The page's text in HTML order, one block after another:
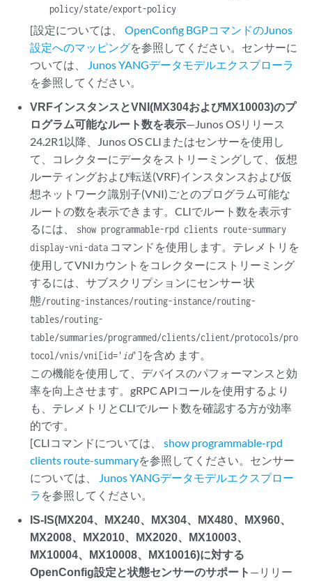
policy/state/export-policy
[設定については、OpenConfig BGPコマンドのJunos
設定へのマッピングを参照してください。センサーに
ついては、 Junos YANGデータモデルエクスプローラ
を参照してください。
VRFインスタンスとVNI(MX304およびMX10003)のプ
ログラム可能なルート数を表示—Junos OSリリース
24.2R1以降、Junos OS CLIまたはセンサーを使用し
て、コレクターにデータをストリーミングして、仮想
ルーティングおよび転送(VRF)インスタンスおよび仮
想ネットワーク識別子(VNI)ごとのプログラム可能な
ルートの数を表示できます。CLIでルート数を表示す
るには、 show programmable-rpd clients route-summary
display-vni-data コマンドを使用します。テレメトリを
使用してVNIカウントをコレクターにストリーミング
するには、サブスクリプションにセンサー状
態/routing-instances/routing-instance/routing-
tables/routing-
table/summaries/programmed/clients/client/protocols/pro
tocol/vnis/vni[id=' id']を含め ます。
この機能を使用して、デバイスのパフォーマンスと効
率を向上させます。gRPC APIコールを使用するより
も、テレメトリとCLIでルート数を確認する方が効率
的です。
[CLIコマンドについては、show programmable-rpd
clients route-summaryを参照してください。センサー
については、 Junos YANGデータモデルエクスプロー
ラ を参照してください。
IS-IS(MX204、MX240、MX304、MX480、MX960、
MX2008、MX2010、MX2020、MX10003、
MX10004、MX10008、MX10016)に対する
OpenConfig設定と状態センサーのサポート —リリー